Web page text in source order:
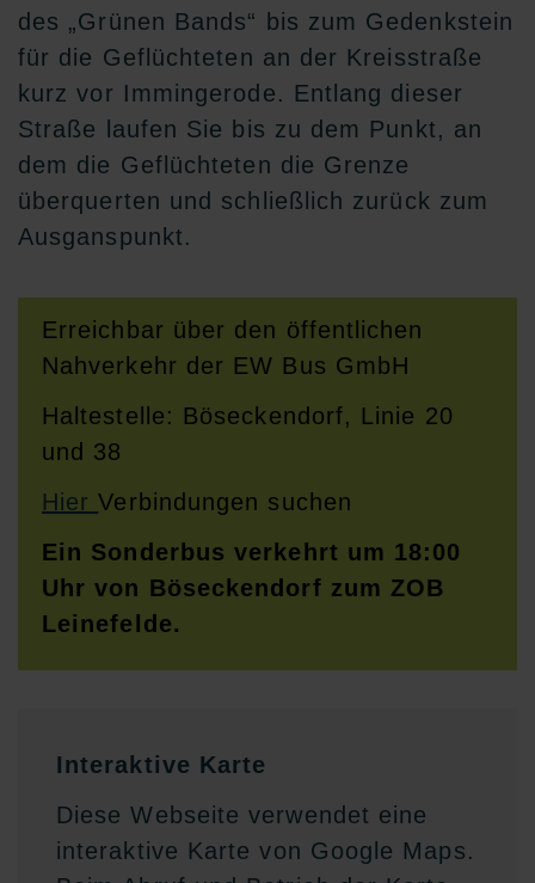
des „Grünen Bands“ bis zum Gedenkstein
für die Geflüchteten an der Kreisstraße
kurz vor Immingerode. Entlang dieser
Straße laufen Sie bis zu dem Punkt, an
dem die Geflüchteten die Grenze
überquerten und schließlich zurück zum
Ausganspunkt.
Erreichbar über den öffentlichen
Nahverkehr der EW Bus GmbH
Haltestelle: Böseckendorf, Linie 20
und 38
HierVerbindungen suchen
Ein Sonderbus verkehrt um 18:00
Uhr von Böseckendorf zum ZOB
Leinefelde.
Interaktive Karte
Diese Webseite verwendet eine
interaktive Karte von Google Maps.